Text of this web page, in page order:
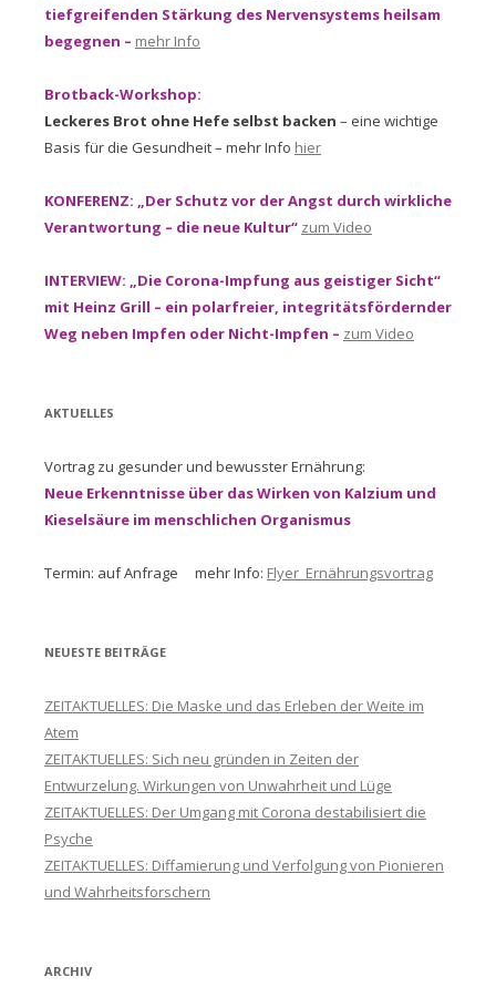
tiefgreifenden Stärkung des Nervensystems heilsam
begegnen – mehr Info
Brotback-Workshop:
Leckeres Brot ohne Hefe selbst backen – eine wichtige
Basis für die Gesundheit – mehr Info hier
KONFERENZ: „Der Schutz vor der Angst durch wirkliche
Verantwortung – die neue Kultur“ zum Video
INTERVIEW: „Die Corona-Impfung aus geistiger Sicht“
mit Heinz Grill – ein polarfreier, integritätsfördernder
Weg neben Impfen oder Nicht-Impfen – zum Video
AKTUELLES
Vortrag zu gesunder und bewusster Ernährung:
Neue Erkenntnisse über das Wirken von Kalzium und
Kieselsäure im menschlichen Organismus
Termin: auf Anfrage mehr Info: Flyer_Ernährungsvortrag
NEUESTE BEITRÄGE
ZEITAKTUELLES: Die Maske und das Erleben der Weite im
Atem
ZEITAKTUELLES: Sich neu gründen in Zeiten der
Entwurzelung. Wirkungen von Unwahrheit und Lüge
ZEITAKTUELLES: Der Umgang mit Corona destabilisiert die
Psyche
ZEITAKTUELLES: Diffamierung und Verfolgung von Pionieren
und Wahrheitsforschern
ARCHIV